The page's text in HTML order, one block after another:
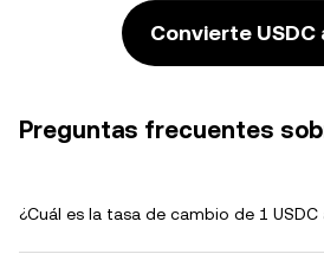
Convierte USDC
Preguntas frecuentes
¿Cuál es la tasa de cambio de 1 USDC